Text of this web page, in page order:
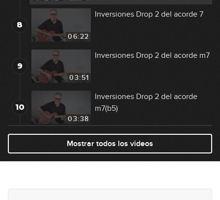
8
06:22
Inversiones Drop 2 del acorde 7
9
03:51
Inversiones Drop 2 del acorde m7
10
03:38
Inversiones Drop 2 del acorde
m7(b5)
07:42
Inversiones Drop 2: Ejemplos
12
Mostrar todos los videos